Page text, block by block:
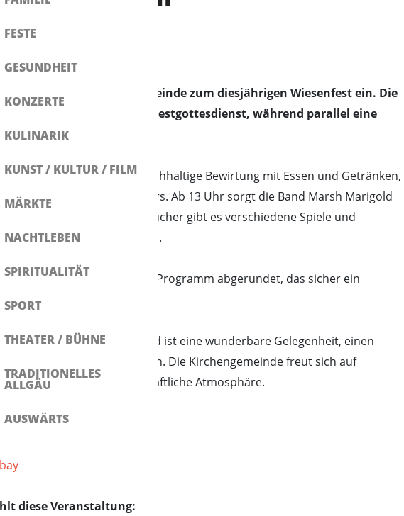
FESTE
GESUNDHEIT
KONZERTE
KULINARIK
KUNST / KULTUR / FILM
MÄRKTE
NACHTLEBEN
SPIRITUALITÄT
SPORT
THEATER / BÜHNE
TRADITIONELLES
ALLGÄU
AUSWÄRTS
evangelische Kirchengemeinde zum diesjährigen Wiesenfest ein. Die
um 10:30 Uhr mit einem Festgottesdienst, während parallel eine
stattfindet.
erwartet die Gäste eine reichhaltige Bewirtung mit Essen und Getränken,
des Posaunenchors. Ab 13 Uhr sorgt die Band Marsh Marigold
Für die jüngeren Besucher gibt es verschiedene Spiele und
und Freude sorgen.
15 Uhr mit einem Musical-Programm abgerundet, das sicher ein
sein wird.
vielfältiges Programm und ist eine wunderbare Gelegenheit, einen
zu verbringen. Die Kirchengemeinde freut sich auf
eine fröhliche, gemeinschaftliche Atmosphäre.
diese Veranstaltung: